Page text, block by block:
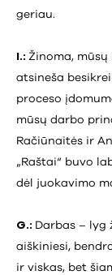
geriau.
I.: Žinoma,
atsineša
proceso
mūsų darbo
Račiūnaitės ir
„Raštai“ buvo
dėl juokavimo
G.: Darbas – lyg
aiškiniesi,
ir viskas, bet